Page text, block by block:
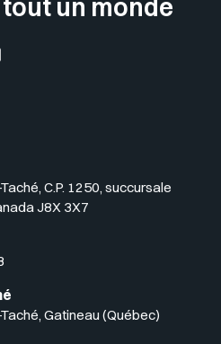
tout un monde
de l'UQO
YouTube de l'UQO
C.P. 1250, succursale
J8X 3X7
Gatineau (Québec)